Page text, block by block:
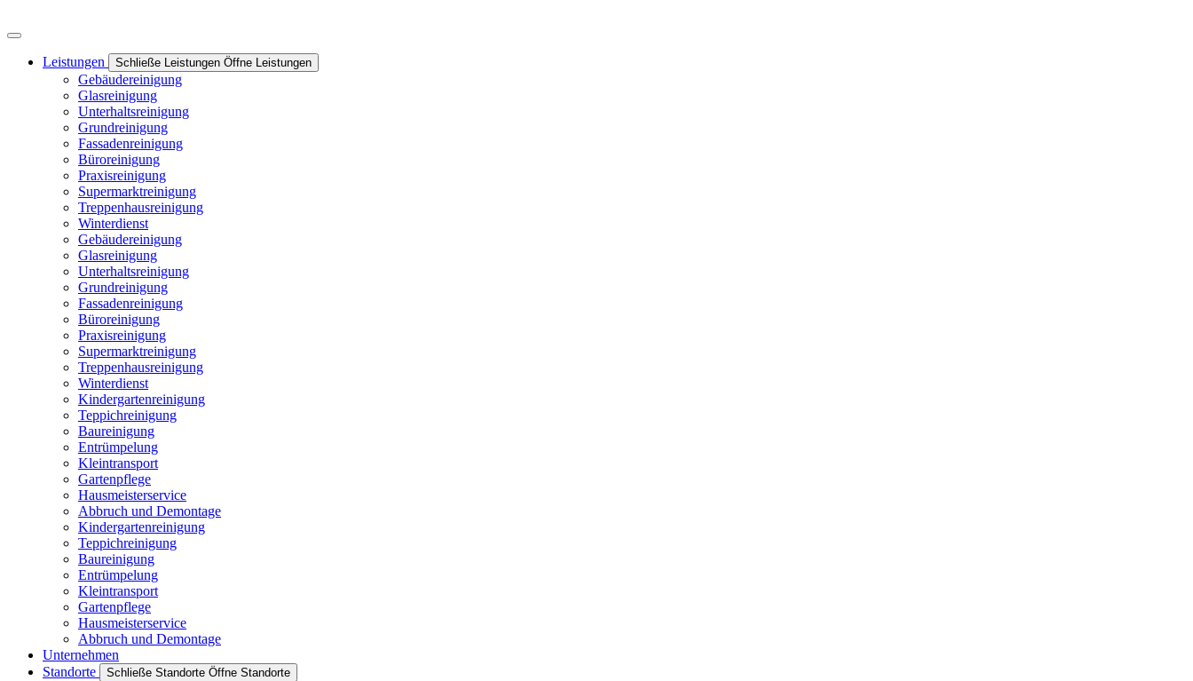
Leistungen Schließe Leistungen Öffne Leistungen
Gebäudereinigung
Glasreinigung
Unterhaltsreinigung
Grundreinigung
Fassadenreinigung
Büroreinigung
Praxisreinigung
Supermarktreinigung
Treppenhausreinigung
Winterdienst
Gebäudereinigung
Glasreinigung
Unterhaltsreinigung
Grundreinigung
Fassadenreinigung
Büroreinigung
Praxisreinigung
Supermarktreinigung
Treppenhausreinigung
Winterdienst
Kindergartenreinigung
Teppichreinigung
Baureinigung
Entrümpelung
Kleintransport
Gartenpflege
Hausmeisterservice
Abbruch und Demontage
Kindergartenreinigung
Teppichreinigung
Baureinigung
Entrümpelung
Kleintransport
Gartenpflege
Hausmeisterservice
Abbruch und Demontage
Unternehmen
Standorte
Schließe Standorte Öffne Standorte